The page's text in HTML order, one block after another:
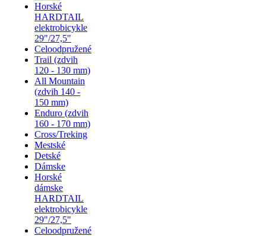
Horské
HARDTAIL
elektrobicykle
29"/27,5"
Celoodpružené
Trail (zdvih
120 - 130 mm)
All Mountain
(zdvih 140 -
150 mm)
Enduro (zdvih
160 - 170 mm)
Cross/Treking
Mestské
Detské
Dámske
Horské
dámske
HARDTAIL
elektrobicykle
29"/27,5"
Celoodpružené